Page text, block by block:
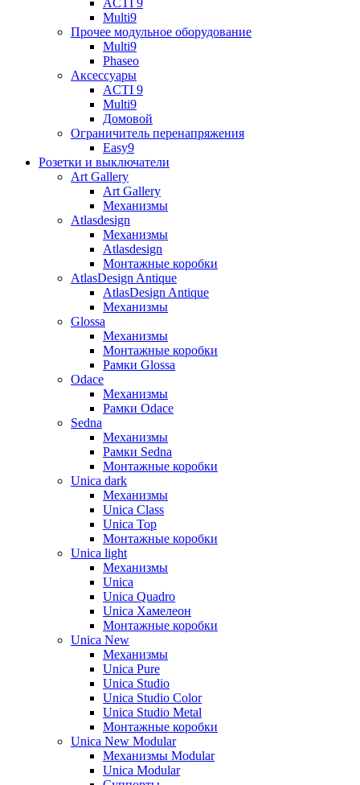
ACTI 9
Multi9
Прочее модульное оборудование
Multi9
Phaseo
Аксессуары
ACTI 9
Multi9
Домовой
Ограничитель перенапряжения
Easy9
Розетки и выключатели
Art Gallery
Art Gallery
Механизмы
Atlasdesign
Механизмы
Atlasdesign
Монтажные коробки
AtlasDesign Antique
AtlasDesign Antique
Механизмы
Glossa
Механизмы
Монтажные коробки
Рамки Glossa
Odace
Механизмы
Рамки Odace
Sedna
Механизмы
Рамки Sedna
Монтажные коробки
Unica dark
Механизмы
Unica Class
Unica Top
Монтажные коробки
Unica light
Механизмы
Unica
Unica Quadro
Unica Хамелеон
Монтажные коробки
Unica New
Механизмы
Unica Pure
Unica Studio
Unica Studio Color
Unica Studio Metal
Монтажные коробки
Unica New Modular
Механизмы Modular
Unica Modular